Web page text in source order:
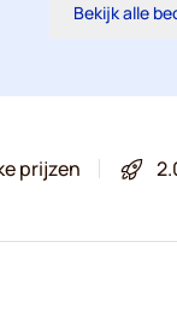
Bekijk alle
prijzen